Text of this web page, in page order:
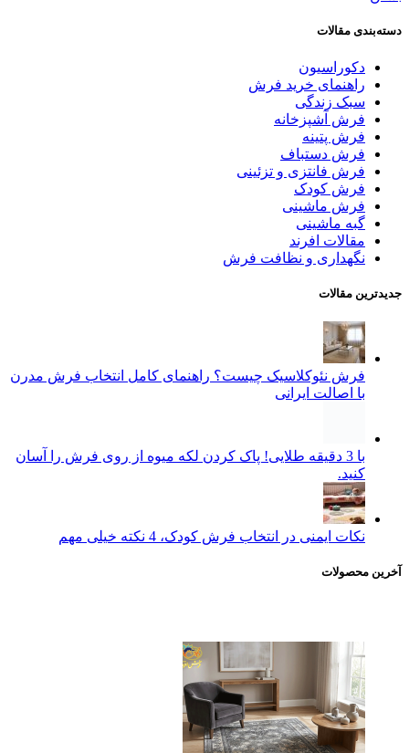
دسته‌بندی مقالات
دکوراسیون
راهنمای خرید فرش
سبک زندگی
فرش آشپزخانه
فرش پتینه
فرش دستباف
فرش فانتزی و تزئینی
فرش کودک
فرش ماشینی
گبه ماشینی
مقالات افرند
نگهداری و نظافت فرش
جدیدترین مقالات
فرش نئوکلاسیک چیست؟ راهنمای کامل انتخاب فرش مدرن
با اصالت ایرانی
با 3 دقیقه طلایی! پاک کردن لکه میوه از روی فرش را آسان
کنید.
نکات ایمنی در انتخاب فرش کودک، 4 نکته خیلی مهم
آخرین محصولات